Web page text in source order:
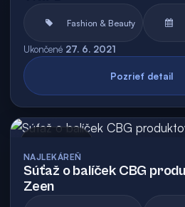
Fashion & Beauty
Ukončené 27. 6. 2021
Pozrieť detail
NAJLEKÁREŇ
Súťaž o balíček CBG
Zeen